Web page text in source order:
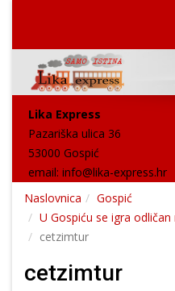
Lika Express
Pazariška ulica 36
53000 Gospić
email: info@lika-express.hr
Naslovnica
Gospić
U Gospiću se igra
cetzimtur
cetzimtur